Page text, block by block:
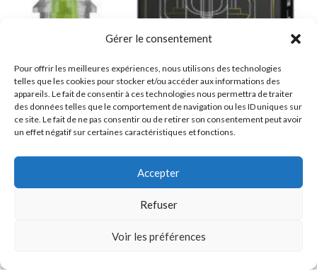
Gérer le consentement
Pour offrir les meilleures expériences, nous utilisons des technologies
telles que les cookies pour stocker et/ou accéder aux informations des
appareils. Le fait de consentir à ces technologies nous permettra de traiter
des données telles que le comportement de navigation ou les ID uniques sur
ce site. Le fait de ne pas consentir ou de retirer son consentement peut avoir
un effet négatif sur certaines caractéristiques et fonctions.
Accepter
Refuser
Voir les préférences
Vue rapide
AIGUILLES
MAGNUM – PEAK STELLAR v2
32.00€ –36.00€ TTC